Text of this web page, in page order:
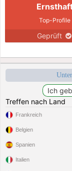
Top-Profile
Geprüft
Treffen nach Land
Frankreich
Belgien
Spanien
Italien